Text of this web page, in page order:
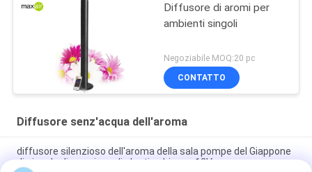
Diffusore di aromi per
ambienti singoli
Negoziabile MOQ:20 pc
CONTATTO
Diffusore senz'acqua dell'aroma
diffusore silenzioso dell'aroma della sala pompe del Giappone
di piccola dimensione di plastica bianca 12V